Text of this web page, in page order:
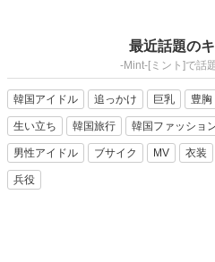
最近話題の
-Mint-[ミント]で話
韓国アイドル 追っかけ 巨乳 豊胸
生い立ち 韓国旅行 韓国ファッショ
男性アイドル ブサイク MV 衣装
兵役